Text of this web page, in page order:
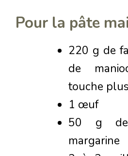
Pour la pâte
220 g de
de
touche
1 œuf
50 g
margarine